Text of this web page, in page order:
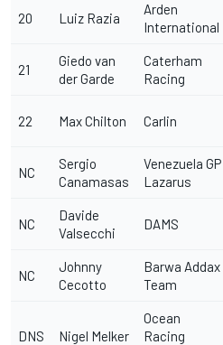
20 Luiz Razia
Arden
International
21
Giedo van
der Garde
Caterham
Racing
22 Max Chilton Carlin
NC
Sergio
Canamasas
Venezuela GP
Lazarus
NC
Davide
Valsecchi
DAMS
NC
Johnny
Cecotto
Barwa Addax
Team
DNS Nigel Melker
Ocean
Racing